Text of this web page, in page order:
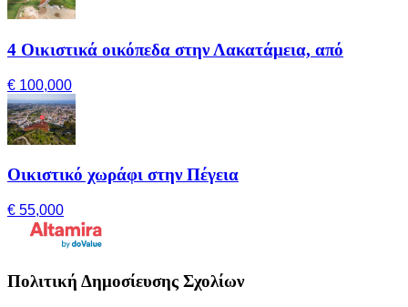
4 Οικιστικά οικόπεδα στην Λακατάμεια, από
€ 100,000
Οικιστικό χωράφι στην Πέγεια
€ 55,000
Πολιτική Δημοσίευσης Σχολίων